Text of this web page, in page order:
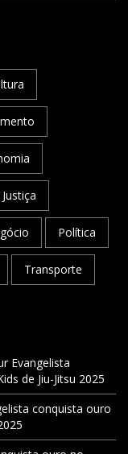
Justiça
Política
Transporte
Evangelista
de Jiu-Jitsu 2025
conquista ouro